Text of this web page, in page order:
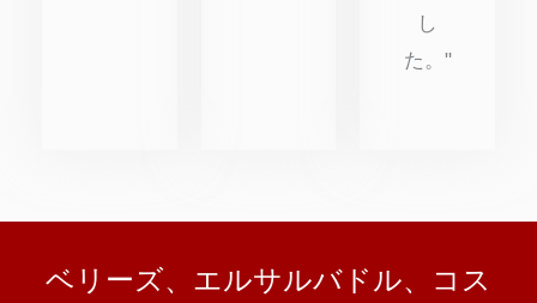
し
た。"
ベリーズ、エルサルバドル、コス